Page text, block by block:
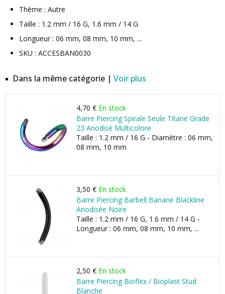
Thème : Autre
Taille : 1.2 mm / 16 G, 1.6 mm / 14 G
Longueur : 06 mm, 08 mm, 10 mm, ...
SKU : ACCESBAN0030
Dans la même catégorie | Voir plus
4,70 € En stock
Barre Piercing Spirale Seule Titane Grade
23 Anodisé Multicolore
Taille : 1.2 mm / 16 G - Diamètre : 06 mm,
08 mm, 10 mm
3,50 € En stock
Barre Piercing Barbell Banane Blackline
Anodisée Noire
Taille : 1.2 mm / 16 G, 1.6 mm / 14 G -
Longueur : 06 mm, 08 mm, 10 mm, ...
2,50 € En stock
Barre Piercing Bioflex / Bioplast Stud
Blanche